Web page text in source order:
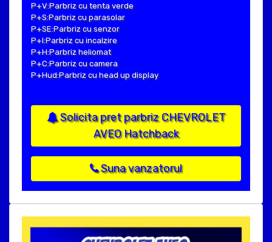
P+V:Parbriz cu tenta verde
P+S:Parbriz cu parasolar
P+SE:Parbriz cu senzor
P+I:Parbriz cu incalzire
P+H:Parbriz heliomat
P+C:Parbriz cu camera
P+Hud:Parbriz cu head up display
Solicita pret parbriz CHEVROLET
AVEO Hatchback
Suna vanzatorul